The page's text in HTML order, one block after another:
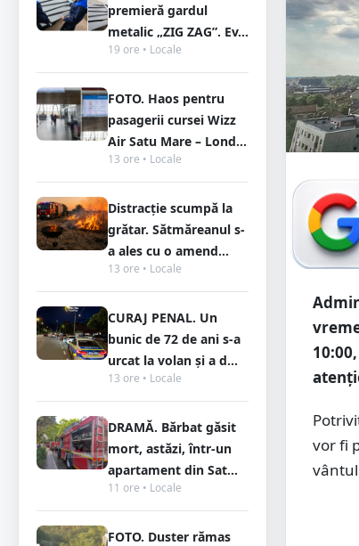
premieră gardul
metalic „ZIG ZAG”. Ev...
19 ore • Locale
FOTO. Haos pentru
pasagerii cursei Wizz
Air Satu Mare – Lond...
13 ore • Locale
Distracție scumpă la
grătar. Sătmăreanul s-
a ales cu o amend...
13 ore • Locale
CURAJ PENAL. Un
bunic de 72 de ani s-a
urcat la volan și a d...
13 ore • Locale
DRAMĂ. Bărbat găsit
mort, astăzi, într-un
apartament din Sat...
11 ore • Locale
FOTO. Duster rămas
vor fi